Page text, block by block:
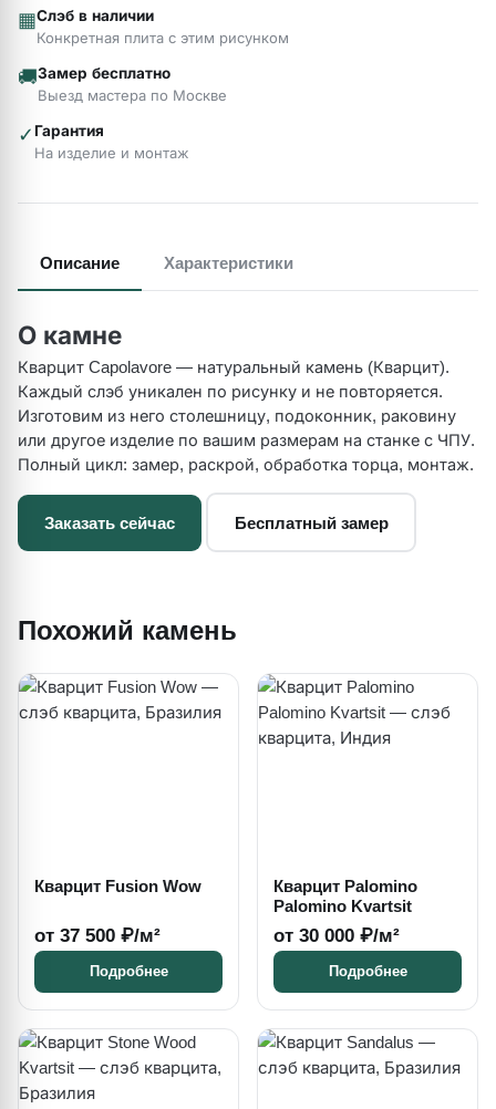
▦Слэб в наличии
Конкретная плита с этим рисунком
🚚Замер бесплатно
Выезд мастера по Москве
✓ Гарантия
На изделие и монтаж
Описание Характеристики
О камне
Кварцит Capolavore — натуральный камень (Кварцит).
Каждый слэб уникален по рисунку и не повторяется.
Изготовим из него столешницу, подоконник, раковину
или другое изделие по вашим размерам на станке с ЧПУ.
Полный цикл: замер, раскрой, обработка торца, монтаж.
Заказать сейчас Бесплатный замер
Похожий камень
Кварцит Fusion Wow
от 37 500 ₽/м²
Подробнее
Кварцит Palomino
Palomino Kvartsit
от 30 000 ₽/м²
Подробнее